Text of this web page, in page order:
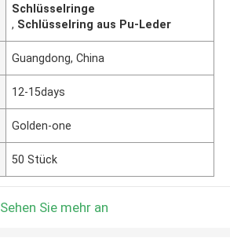
Schlüsselringe
, Schlüsselring aus Pu-Leder
Guangdong, China
12-15days
Golden-one
50 Stück
Sehen Sie mehr an